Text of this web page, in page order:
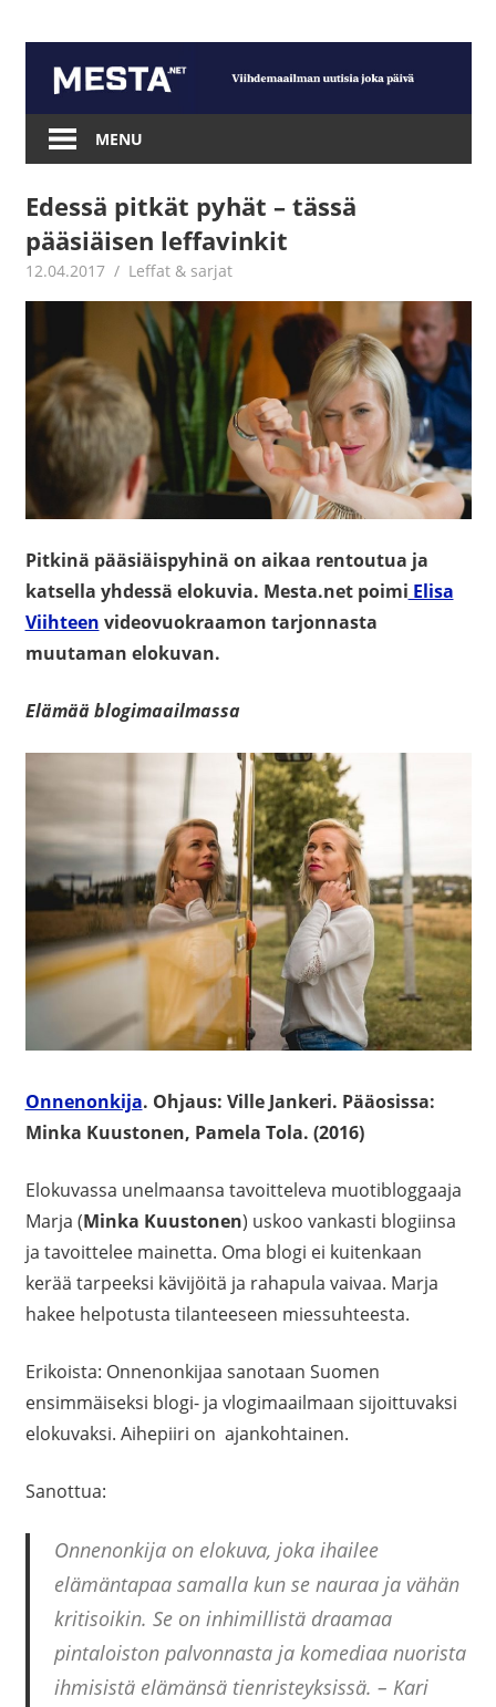
content
Mesta.net
MENU
Edessä pitkät pyhät – tässä
pääsiäisen leffavinkit
12.04.2017 Jouni Hirn
Leffat & sarjat
Pitkinä pääsiäispyhinä on aikaa rentoutua ja
katsella yhdessä elokuvia. Mesta.net poimi Elisa
Viihteen videovuokraamon tarjonnasta
muutaman elokuvan.
Elämää blogimaailmassa
Onnenonkija. Ohjaus: Ville Jankeri. Pääosissa:
Minka Kuustonen, Pamela Tola. (2016)
Elokuvassa unelmaansa tavoitteleva muotibloggaaja
Marja (Minka Kuustonen) uskoo vankasti blogiinsa
ja tavoittelee mainetta. Oma blogi ei kuitenkaan
kerää tarpeeksi kävijöitä ja rahapula vaivaa. Marja
hakee helpotusta tilanteeseen miessuhteesta.
Erikoista: Onnenonkijaa sanotaan Suomen
ensimmäiseksi blogi- ja vlogimaailmaan sijoittuvaksi
elokuvaksi. Aihepiiri on ajankohtainen.
Sanottua:
Onnenonkija on elokuva, joka ihailee
elämäntapaa samalla kun se nauraa ja vähän
kritisoikin. Se on inhimillistä draamaa
pintaloiston palvonnasta ja komediaa nuorista
ihmisistä elämänsä tienristeyksissä. – Kari